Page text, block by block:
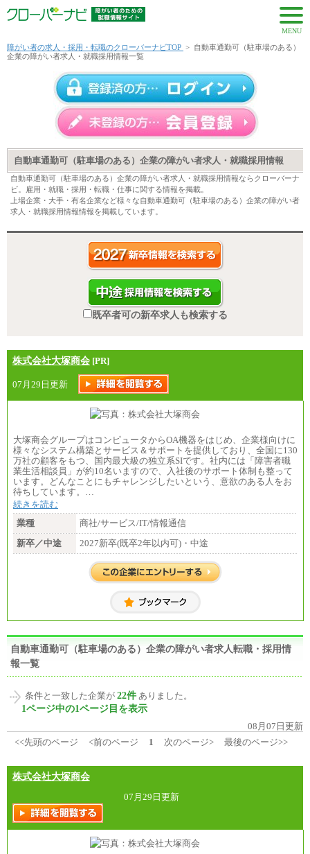
MENU
障がい者の求人・採用・転職のクローバーナビTOP > 自動車通勤可（駐車場のある）
企業の障がい者求人・就職採用情報一覧
自動車通勤可（駐車場のある）企業の障がい者求人・就職採用情報
自動車通勤可（駐車場のある）企業の障がい者求人・就職採用情報ならクローバーナ
ビ。雇用・就職・採用・転職・仕事に関する情報を掲載。
上場企業・大手・有名企業など様々な自動車通勤可（駐車場のある）企業の障がい者
求人・就職採用情報情報を掲載しています。
既卒者可の新卒求人も検索する
株式会社大塚商会 [PR]
07月29日更新
大塚商会グループはコンピュータからOA機器をはじめ、企業様向けに
様々なシステム構築とサービス＆サポートを提供しており、全国に130
万社の顧客をもつ、国内最大級の独立系SIです。社内には「障害者職
業生活相談員」が約10名いますので、入社後のサポート体制も整って
います。どんなことにもチャレンジしたいという、意欲のある人をお
待ちしています。…
続きを読む
業種
商社/サービス/IT/情報通信
新卒／中途
2027新卒(既卒2年以内可)・中途
自動車通勤可（駐車場のある）企業の障がい者求人転職・採用情
報一覧
条件と一致した企業が 22件 ありました。
1ページ中の1ページ目を表示
08月07日更新
<<先頭のページ
<前のページ 1 次のページ> 最後のページ>>
株式会社大塚商会
07月29日更新